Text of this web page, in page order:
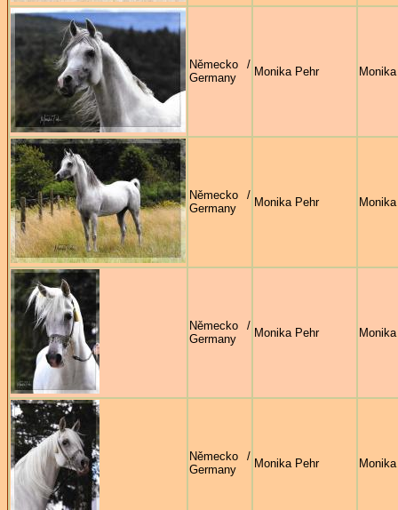
Německo /
Germany
Monika Pehr
Německo /
Germany
Monika Pehr
Německo /
Germany
Monika Pehr
Německo /
Germany
Monika Pehr